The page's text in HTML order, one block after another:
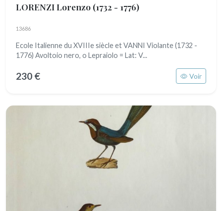
LORENZI Lorenzo (1732 - 1776)
13686
Ecole Italienne du XVIIIe siècle et VANNI Violante (1732 -
1776) Avoltoio nero, o Lepraiolo = Lat: V...
230 € Voir